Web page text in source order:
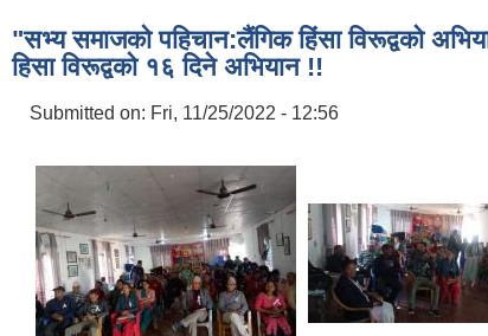
"सभ्य समाजकाे पहिचान:लैंगिक हिंसा विरूद्वकाे
हिसा विरूद्वकाे १६ दिने अभियान !!
Submitted on: Fri, 11/25/2022 - 12:56